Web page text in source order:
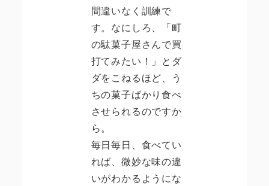
間違いなく訓練で
す。なにしろ、「町
の駄菓子屋さんで買
打てみたい！」とダ
ダをこねるほど、う
ちの菓子ばかり食べ
させられるのですか
ら。
毎日毎日、食べてい
れば、微妙な味の違
いがわかるようにな